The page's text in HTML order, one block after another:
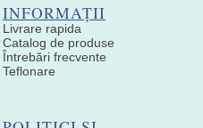
INFORMAȚII
Livrare rapida
Catalog de produse
Întrebări frecvente
Teflonare